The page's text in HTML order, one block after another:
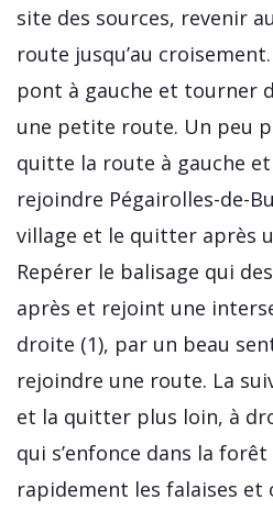
site des sources, revenir
route jusqu’au
pont à gauche et tourner
une petite route. Un peu
quitte la route à gauche
rejoindre Pégairolles-de-
village et le quitter après
Repérer le balisage qui
après et rejoint une
droite (1), par un beau
rejoindre une route. La
et la quitter plus loin, à
qui s’enfonce dans la
rapidement les falaises et